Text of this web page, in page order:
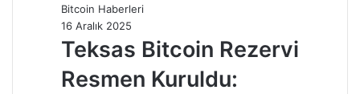
Bitcoin Haberleri
16 Aralık 2025
Teksas Bitcoin Rezervi
Resmen Kuruldu: